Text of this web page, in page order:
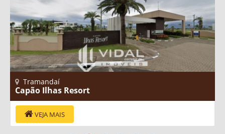
Tramandaí
Capão Ilhas Resort
VEJA MAIS